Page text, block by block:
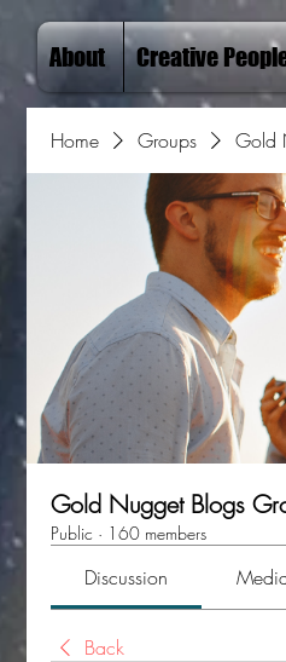
About Creative
Home Groups Gold
Gold Nugget Blogs
Public · 160 members
Discussion
Back